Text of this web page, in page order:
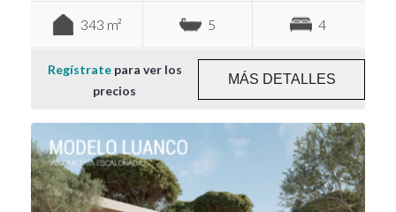
343 m² 5 4
Regístratepara ver los
precios
MÁS DETALLES